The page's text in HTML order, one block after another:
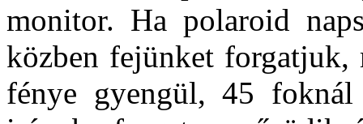
monitor. Ha polaroid
közben fejünket
fénye gyengül, 45